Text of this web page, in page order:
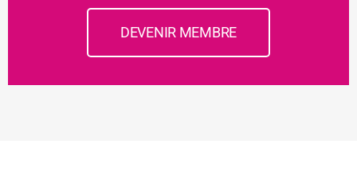
DEVENIR MEMBRE